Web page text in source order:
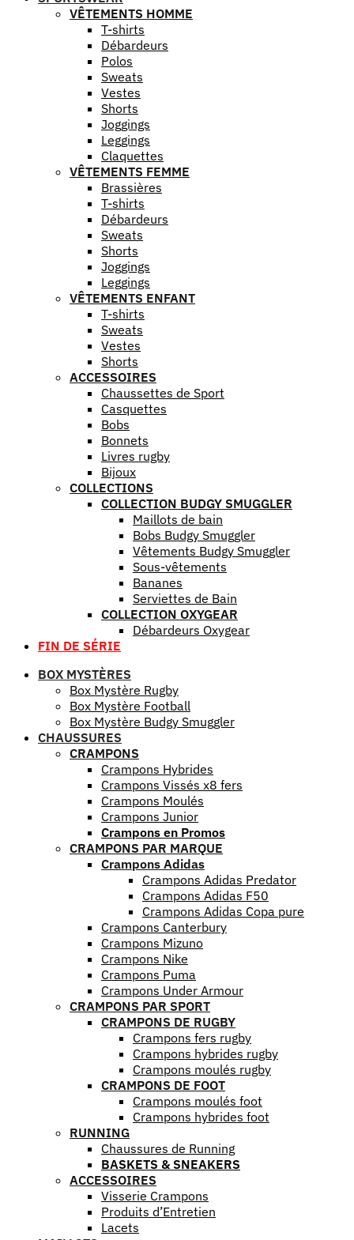
VÊTEMENTS HOMME
T-shirts
Débardeurs
Polos
Sweats
Vestes
Shorts
Joggings
Leggings
Claquettes
VÊTEMENTS FEMME
Brassières
T-shirts
Débardeurs
Sweats
Shorts
Joggings
Leggings
VÊTEMENTS ENFANT
T-shirts
Sweats
Vestes
Shorts
ACCESSOIRES
Chaussettes de Sport
Casquettes
Bobs
Bonnets
Livres rugby
Bijoux
COLLECTIONS
COLLECTION BUDGY SMUGGLER
Maillots de bain
Bobs Budgy Smuggler
Vêtements Budgy Smuggler
Sous-vêtements
Bananes
Serviettes de Bain
COLLECTION OXYGEAR
Débardeurs Oxygear
FIN DE SÉRIE
BOX MYSTÈRES
Box Mystère Rugby
Box Mystère Football
Box Mystère Budgy Smuggler
CHAUSSURES
CRAMPONS
Crampons Hybrides
Crampons Vissés x8 fers
Crampons Moulés
Crampons Junior
Crampons en Promos
CRAMPONS PAR MARQUE
Crampons Adidas
Crampons Adidas Predator
Crampons Adidas F50
Crampons Adidas Copa pure
Crampons Canterbury
Crampons Mizuno
Crampons Nike
Crampons Puma
Crampons Under Armour
CRAMPONS PAR SPORT
CRAMPONS DE RUGBY
Crampons fers rugby
Crampons hybrides rugby
Crampons moulés rugby
CRAMPONS DE FOOT
Crampons moulés foot
Crampons hybrides foot
RUNNING
Chaussures de Running
BASKETS & SNEAKERS
ACCESSOIRES
Visserie Crampons
Produits d’Entretien
Lacets